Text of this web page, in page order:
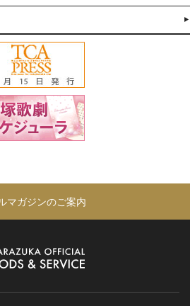
マガジンのご案内